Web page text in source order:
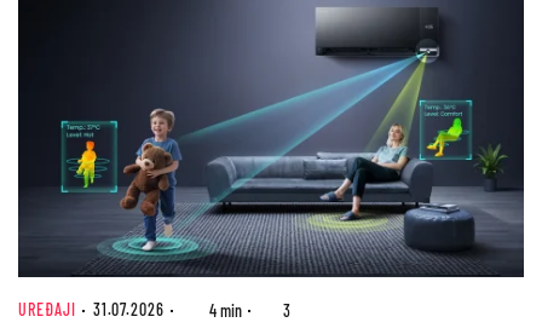
UREĐAJI 31.07.2026 4 min 3